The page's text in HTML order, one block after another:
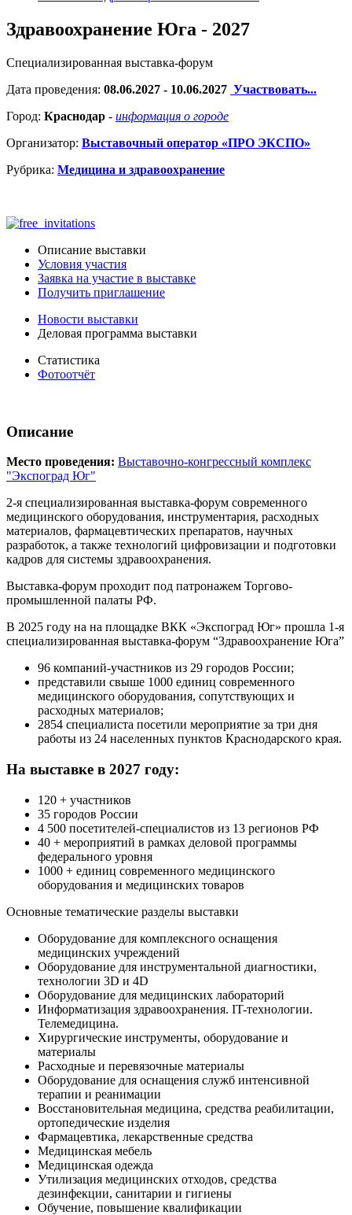
Здравоохранение Юга - 2027
Специализированная выставка-форум
Дата проведения: 08.06.2027 - 10.06.2027 Участвовать...
Город: Краснодар - информация о городе
Организатор: Выставочный оператор «ПРО ЭКСПО»
Рубрика: Медицина и здравоохранение
Описание выставки
Условия участия
Заявка на участие в выставке
Получить приглашение
Новости выставки
Деловая программа выставки
Статистика
Фотоотчёт
Описание
Место проведения: Выставочно-конгрессный комплекс
"Экспоград Юг"
2-я специализированная выставка-форум современного
медицинского оборудования, инструментария, расходных
материалов, фармацевтических препаратов, научных
разработок, а также технологий цифровизации и подготовки
кадров для системы здравоохранения.
Выставка-форум проходит под патронажем Торгово-
промышленной палаты РФ.
В 2025 году на на площадке ВКК «Экспоград Юг» прошла 1-я
специализированная выставка-форум “Здравоохранение Юга”
96 компаний-участников из 29 городов России;
представили свыше 1000 единиц современного
медицинского оборудования, сопутствующих и
расходных материалов;
2854 специалиста посетили мероприятие за три дня
работы из 24 населенных пунктов Краснодарского края.
На выставке в 2027 году:
120 + участников
35 городов России
4 500 посетителей-специалистов из 13 регионов РФ
40 + мероприятий в рамках деловой программы
федерального уровня
1000 + единиц современного медицинского
оборудования и медицинских товаров
Основные тематические разделы выставки
Оборудование для комплексного оснащения
медицинских учреждений
Оборудование для инструментальной диагностики,
технологии 3D и 4D
Оборудование для медицинских лабораторий
Информатизация здравоохранения. IT-технологии.
Телемедицина.
Хирургические инструменты, оборудование и
материалы
Расходные и перевязочные материалы
Оборудование для оснащения служб интенсивной
терапии и реанимации
Восстановительная медицина, средства реабилитации,
ортопедические изделия
Фармацевтика, лекарственные средства
Медицинская мебель
Медицинская одежда
Утилизация медицинских отходов, средства
дезинфекции, санитарии и гигиены
Обучение, повышение квалификации